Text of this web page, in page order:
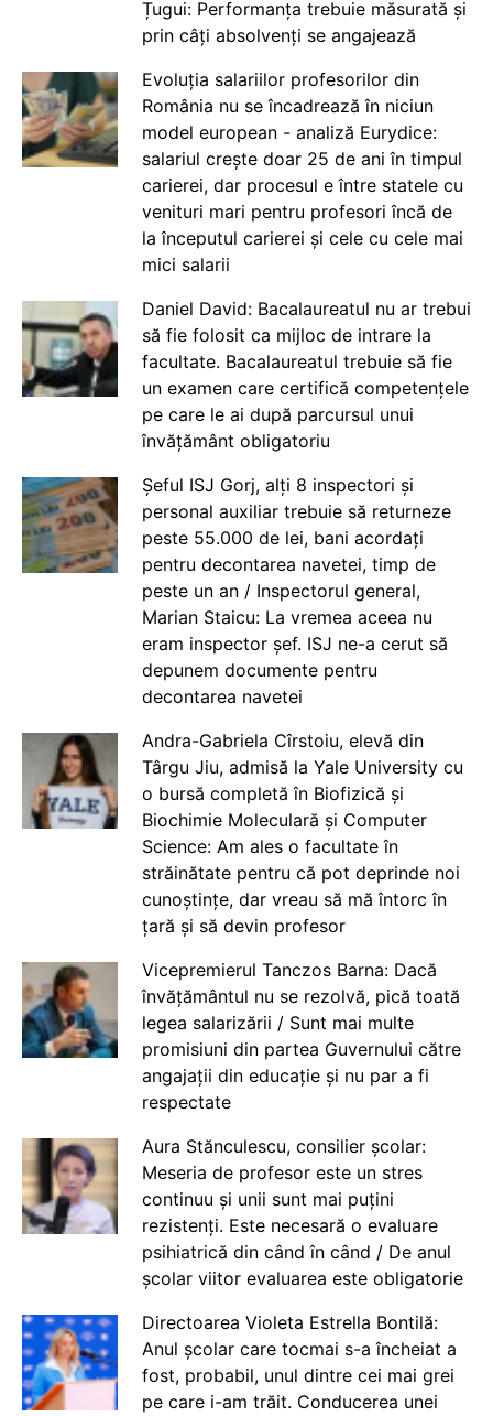
Țugui: Performanța trebuie măsurată și
prin câți absolvenți se angajează
Evoluția salariilor profesorilor din
România nu se încadrează în niciun
model european - analiză Eurydice:
salariul crește doar 25 de ani în timpul
carierei, dar procesul e între statele cu
venituri mari pentru profesori încă de
la începutul carierei și cele cu cele mai
mici salarii
Daniel David: Bacalaureatul nu ar trebui
să fie folosit ca mijloc de intrare la
facultate. Bacalaureatul trebuie să fie
un examen care certifică competențele
pe care le ai după parcursul unui
învățământ obligatoriu
Șeful ISJ Gorj, alți 8 inspectori și
personal auxiliar trebuie să returneze
peste 55.000 de lei, bani acordați
pentru decontarea navetei, timp de
peste un an / Inspectorul general,
Marian Staicu: La vremea aceea nu
eram inspector șef. ISJ ne-a cerut să
depunem documente pentru
decontarea navetei
Andra-Gabriela Cîrstoiu, elevă din
Târgu Jiu, admisă la Yale University cu
o bursă completă în Biofizică și
Biochimie Moleculară și Computer
Science: Am ales o facultate în
străinătate pentru că pot deprinde noi
cunoștințe, dar vreau să mă întorc în
țară și să devin profesor
Vicepremierul Tanczos Barna: Dacă
învățământul nu se rezolvă, pică toată
legea salarizării / Sunt mai multe
promisiuni din partea Guvernului către
angajații din educație și nu par a fi
respectate
Aura Stănculescu, consilier școlar:
Meseria de profesor este un stres
continuu și unii sunt mai puțini
rezistenți. Este necesară o evaluare
psihiatrică din când în când / De anul
școlar viitor evaluarea este obligatorie
Directoarea Violeta Estrella Bontilă:
Anul școlar care tocmai s-a încheiat a
fost, probabil, unul dintre cei mai grei
pe care i-am trăit. Conducerea unei